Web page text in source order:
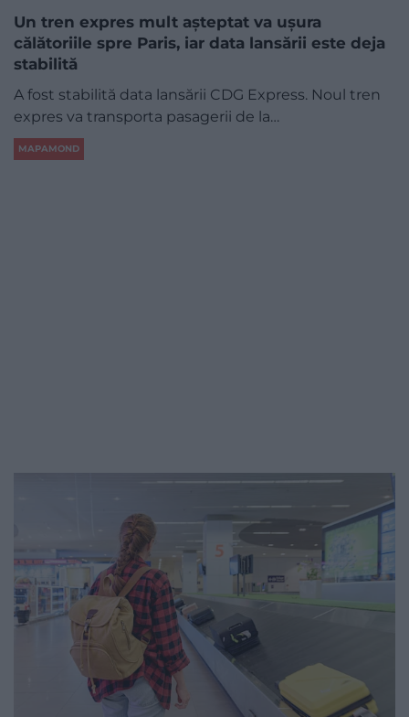
Un tren expres mult așteptat va ușura
călătoriile spre Paris, iar data lansării este deja
stabilită
A fost stabilită data lansării CDG Express. Noul tren
expres va transporta pasagerii de la…
MAPAMOND